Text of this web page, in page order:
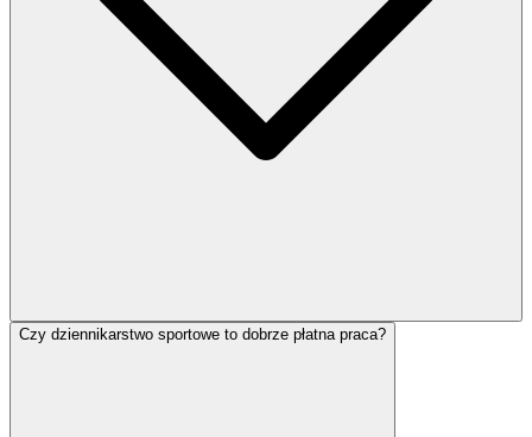
Czy dziennikarstwo sportowe to dobrze płatna praca?